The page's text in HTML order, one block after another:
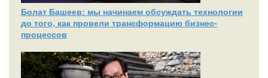
Болат Башеев: мы начинаем обсуждать технологии
до того, как провели трансформацию бизнес-
процессов